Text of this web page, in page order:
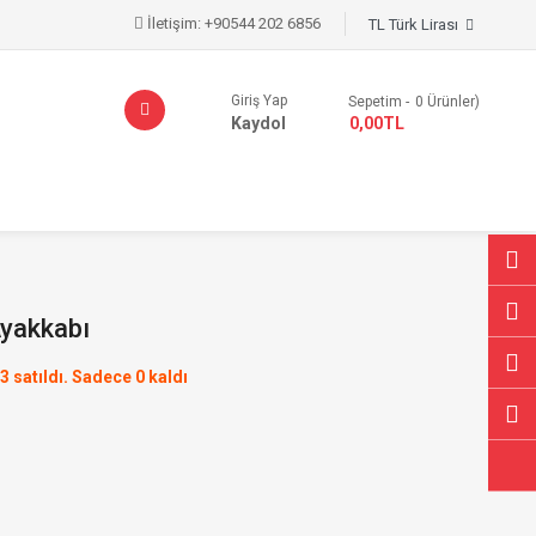
İletişim: +90544 202 6856
Sepetim 0 Ürünler)
- 0,00TL
Giriş Yap
Kaydol
3 satıldı. Sadece 0 kaldı